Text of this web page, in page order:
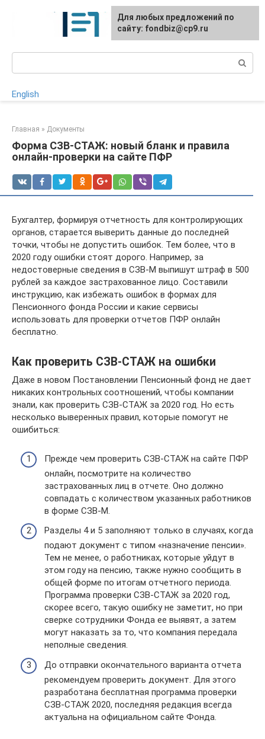
English
Главная » Документы
Форма СЗВ-СТАЖ: новый бланк и правила
онлайн-проверки на сайте ПФР
Бухгалтер, формируя отчетность для контролирующих
органов, старается выверить данные до последней
точки, чтобы не допустить ошибок. Тем более, что в
2020 году ошибки стоят дорого. Например, за
недостоверные сведения в СЗВ-М выпишут штраф в 500
рублей за каждое застрахованное лицо. Составили
инструкцию, как избежать ошибок в формах для
Пенсионного фонда России и какие сервисы
использовать для проверки отчетов ПФР онлайн
бесплатно.
Как проверить СЗВ-СТАЖ на ошибки
Даже в новом Постановлении Пенсионный фонд не дает
никаких контрольных соотношений, чтобы компании
знали, как проверить СЗВ-СТАЖ за 2020 год. Но есть
несколько выверенных правил, которые помогут не
ошибиться:
Прежде чем проверить СЗВ-СТАЖ на сайте ПФР
онлайн, посмотрите на количество
застрахованных лиц в отчете. Оно должно
совпадать с количеством указанных работников
в форме СЗВ-М.
Разделы 4 и 5 заполняют только в случаях, когда
подают документ с типом «назначение пенсии».
Тем не менее, о работниках, которые уйдут в
этом году на пенсию, также нужно сообщить в
общей форме по итогам отчетного периода.
Программа проверки СЗВ-СТАЖ за 2020 год,
скорее всего, такую ошибку не заметит, но при
сверке сотрудники Фонда ее выявят, а затем
могут наказать за то, что компания передала
неполные сведения.
До отправки окончательного варианта отчета
рекомендуем проверить документ. Для этого
разработана бесплатная программа проверки
СЗВ-СТАЖ 2020, последняя редакция всегда
актуальна на официальном сайте Фонда.
Для любых предложений по
сайту: fondbiz@cp9.ru